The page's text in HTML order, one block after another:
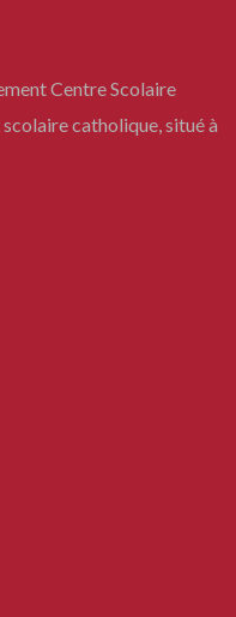
Centre Scolaire
catholique, situé à